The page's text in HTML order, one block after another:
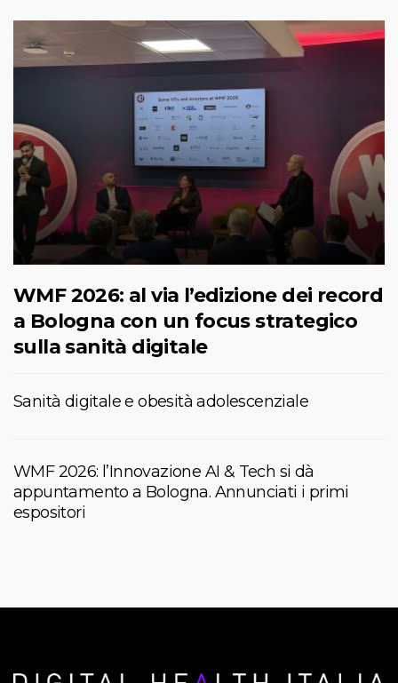
WMF 2026: al via l’edizione dei record
a Bologna con un focus strategico
sulla sanità digitale
Sanità digitale e obesità adolescenziale
WMF 2026: l’Innovazione AI & Tech si dà
appuntamento a Bologna. Annunciati i primi
espositori